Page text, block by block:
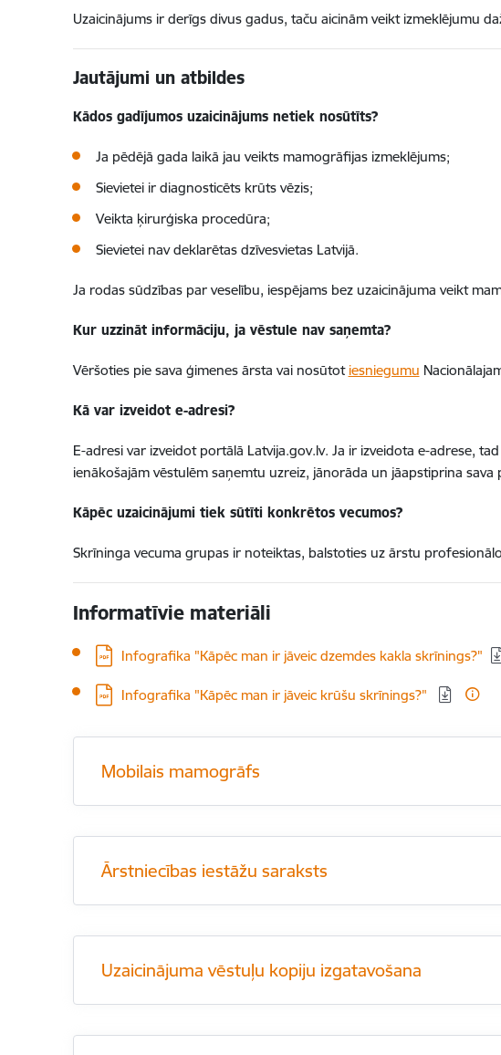
Uzaicinājums ir derīgs divus gadus, taču aicinām veikt izmeklējumu
Jautājumi un atbildes
Kādos gadījumos uzaicinājums netiek nosūtīts?
Ja pēdējā gada laikā jau veikts mamogrāfijas izmeklējums;
Sievietei ir diagnosticēts krūts vēzis;
Veikta ķirurģiska procedūra;
Sievietei nav deklarētas dzīvesvietas Latvijā.
Ja rodas sūdzības par veselību, iespējams bez uzaicinājuma veikt
Kur uzzināt informāciju, ja vēstule nav saņemta?
Vēršoties pie sava ģimenes ārsta vai nosūtot iesniegumu
Kā var izveidot e-adresi?
E-adresi var izveidot portālā Latvija.gov.lv. Ja ir izveidota e-adrese,
ienākošajām vēstulēm saņemtu uzreiz, jānorāda un jāapstiprina
Kāpēc uzaicinājumi tiek sūtīti konkrētos vecumos?
Skrīninga vecuma grupas ir noteiktas, balstoties uz ārstu
Informatīvie materiāli
Lejupielādēt:
Infografika "Kāpēc man ir jāveic dzemdes kakla skrīnings?"
Lejupielādēt:
Infografika "Kāpēc man ir jāveic krūšu skrīnings?"
Mobilais mamogrāfs
Ārstniecības iestāžu saraksts
Uzaicinājuma vēstuļu kopiju izgatavošana